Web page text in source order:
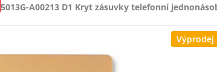
5013G-A00213 D1 Kryt zásuvky telefonní
Výprodej